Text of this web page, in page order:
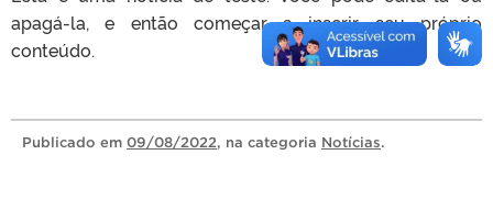
apagá-la, e então começar a inserir seu próprio
conteúdo.
Publicado em 09/08/2022, na categoria Notícias.